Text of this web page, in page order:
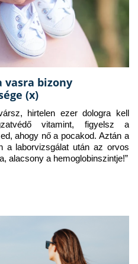
vasra bizony
(x)
hirtelen ezer dologra kell
vitamint, figyelsz a
ahogy nő a pocakod. Aztán a
a laborvizsgálat után az orvos
alacsony a hemoglobinszintje!”